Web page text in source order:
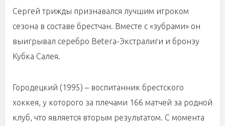
Сергей трижды признавался лучшим игроком
сезона в составе брестчан. Вместе с «зубрами» он
выигрывал серебро Betera-Экстралиги и бронзу
Кубка Салея.
Городецкий (1995) – воспитанник брестского
хоккея, у которого за плечами 166 матчей за родной
клуб, что является вторым результатом. С момента